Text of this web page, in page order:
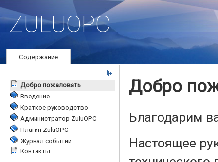
ZULUOPC
Содержание
Добро пожаловать
Введение
Краткое руководство
Администратор ZuluOPC
Плагин ZuluOPC
Журнал событий
Контакты